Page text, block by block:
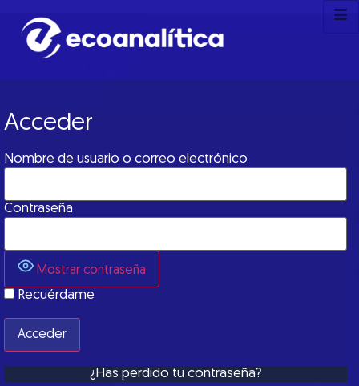
Acceder
Nombre de usuario o correo electrónico
Contraseña
Mostrar contraseña
Recuérdame
¿Has perdido tu contraseña?